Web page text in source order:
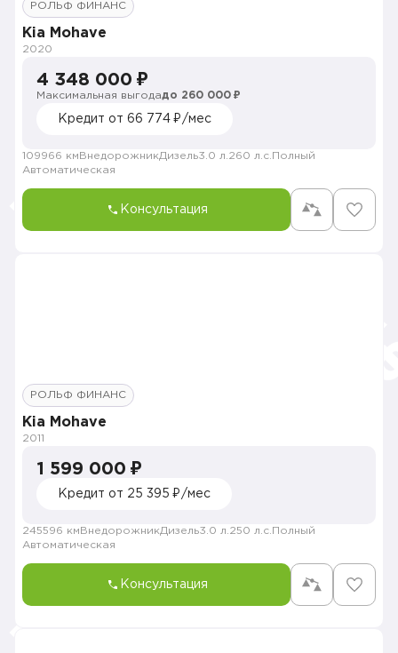
РОЛЬФ ФИНАНС
Kia Mohave
2020
4 348 000 ₽
Максимальная выгодадо 260 000 ₽
Кредит от 66 774 ₽/мес
109966 км ВнедорожникДизель3.0 л. 260 л.с. Полный
Автоматическая
Консультация
РОЛЬФ ФИНАНС
Kia Mohave
2011
1 599 000 ₽
Кредит от 25 395 ₽/мес
245596 км ВнедорожникДизель3.0 л. 250 л.с. Полный
Автоматическая
Консультация